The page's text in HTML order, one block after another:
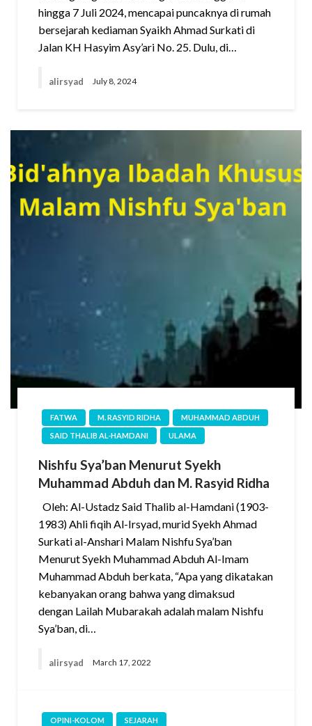
hingga 7 Juli 2024, mencapai puncaknya di rumah
bersejarah kediaman Syaikh Ahmad Surkati di
Jalan KH Hasyim Asy’ari No. 25. Dulu, di…
alirsyad July 8, 2024
FATWA M. RASYID RIDHA
MUHAMMAD ABDUH
SAID THALIB AL-HAMDANI
ULAMA
Nishfu Sya’ban Menurut Syekh
Muhammad Abduh dan M. Rasyid Ridha
Oleh: Al-Ustadz Said Thalib al-Hamdani (1903-
1983) Ahli fiqih Al-Irsyad, murid Syekh Ahmad
Surkati al-Anshari Malam Nishfu Sya’ban
Menurut Syekh Muhammad Abduh Al-Imam
Muhammad Abduh berkata, “Apa yang dikatakan
kebanyakan orang bahwa yang dimaksud
dengan Lailah Mubarakah adalah malam Nishfu
Sya’ban, di…
alirsyad March 17, 2022
OPINI-KOLOM SEJARAH